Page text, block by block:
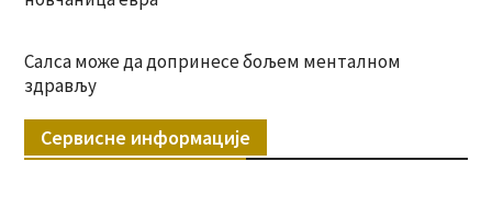
Салса може да допринесе бољем менталном
здрављу
Сервисне информације